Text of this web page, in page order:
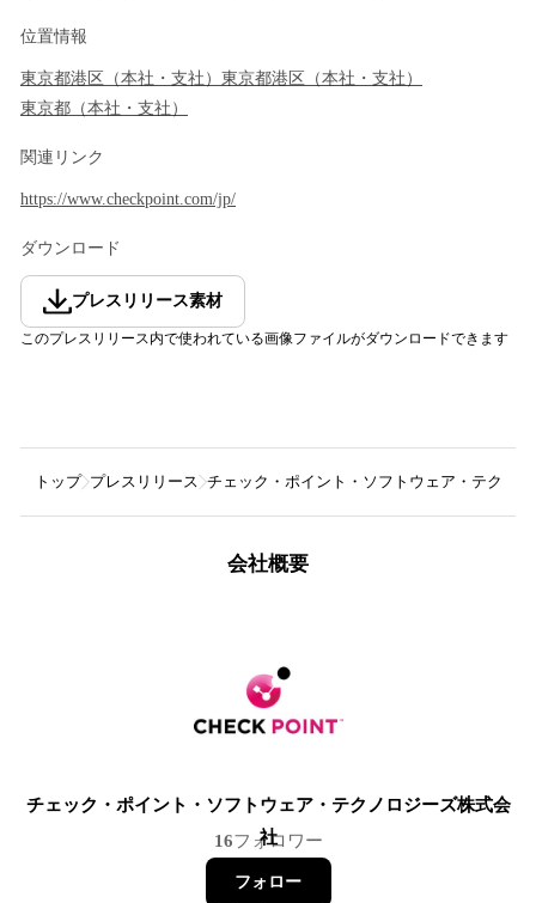
位置情報
東京都港区 （本社・支社 ） 東京都港区 （本社・支社 ）
東京都 （本社・支社 ）
関連リンク
https://www.checkpoint.com/jp/
ダウンロード
プレスリリース素材
このプレスリリース内で使われている画像ファイルがダウンロードできます
トップ プレスリリース チェック・ポイント・ソフトウェア・テクノ
会社概要
チェック・ポイント・ソフトウェア・テクノロジーズ株式会
社
16フォロワー
フォロー